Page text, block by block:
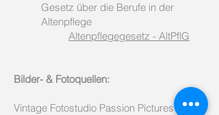
Gesetz über die Berufe in der
Altenpflege
Altenpflegegesetz - AltPflG
Bilder- & Fotoquellen:
Vintage Fotostudio Passion Pictures